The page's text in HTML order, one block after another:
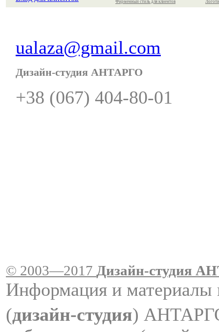
Фирменный стиль для клиентов
ualaza@gmail.com
Дизайн-студия АНТАРГО
+38 (067) 404-80-01
© 2003—2017 Дизайн-студия
Информация и материалы
(дизайн-студия)